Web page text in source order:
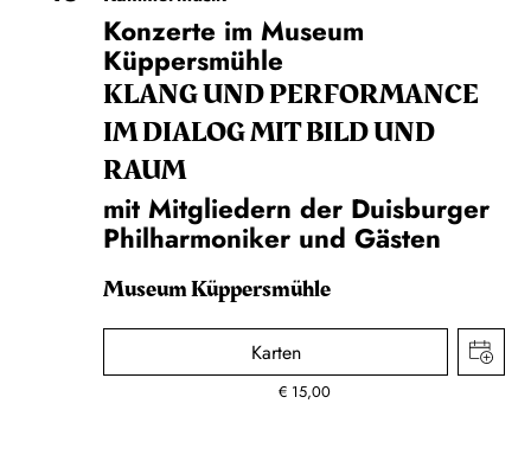
Konzerte im Museum
Küppersmühle
KLANG UND PERFORMANCE
IM DIALOG MIT BILD UND
RAUM
mit Mitgliedern der Duisburger
Philharmoniker und Gästen
Museum Küppersmühle
Karten
€ 15,00